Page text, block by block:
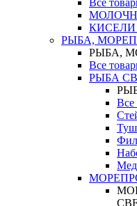
Все
РЫБА,
РЫБА,
Все
РЫБА
Все